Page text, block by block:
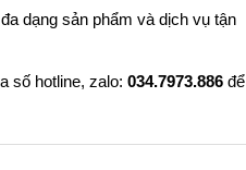
dạng sản phẩm và dịch vụ tận
số hotline, zalo: 034.7973.886để